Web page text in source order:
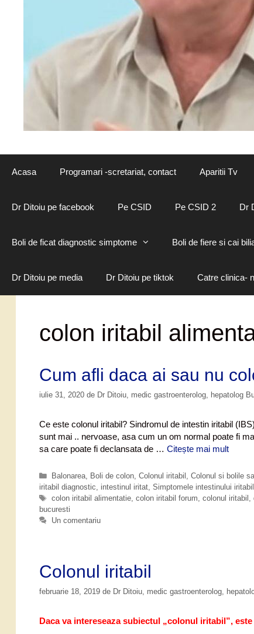
Acasa Programari -scretariat, contact Aparitii Tv
Dr Ditoiu pe facebook Pe CSID Pe CSID 2 Dr
Boli de ficat diagnostic simptome Boli de fiere si cai
Dr Ditoiu pe media Dr Ditoiu pe tiktok Catre clinica-
colon iritabil
Cum afli daca ai sau nu
iulie 31, 2020 de Dr Ditoiu, medic gastroenterolog, hepatolog
Ce este colonul iritabil? Sindromul de intestin iritabil
sunt mai .. nervoase, asa cum un om normal poate fi
sa care poate fi declansata de … Citește mai mult
m
a
f
i
a
C
a
t
e
g
Balonarea, Boli de colon, Colonul iritabil Colonul si bolile
iritabil diagnostic
intestinul iritat Simptomele intestinului iritabil
E
t
i
e
colon iritabil alimentatie, colon iritabil forum colonul iritabil
bucuresti
Un comentariu
Colonul iritabil
februarie 18, 2019 de Dr Ditoiu, medic gastroenterolog,
Daca va intereseaza subiectul „colonul iritabil”,